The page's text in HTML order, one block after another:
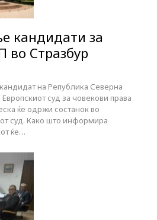
кандидати за
во Стразбур
на Република Северна
суд за човекови права
ќе одржи состанок во
суд. Како што информира
ќе…